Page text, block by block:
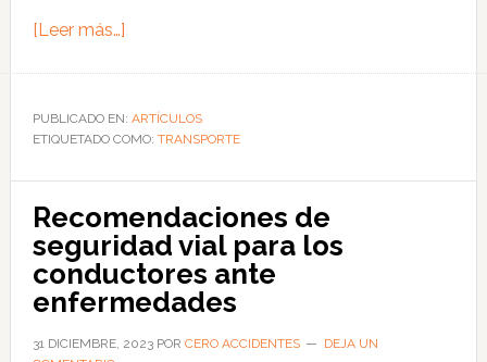
[Leer más…]acerca
funciones
de
de
buses
para
buenas
prácticas
PUBLICADO EN: ARTÍCULOS
ETIQUETADO COMO: TRANSPORTE
Recomendaciones de
seguridad vial para los
conductores ante
enfermedades
31 DICIEMBRE, 2023POR CERO ACCIDENTES
DEJA UN